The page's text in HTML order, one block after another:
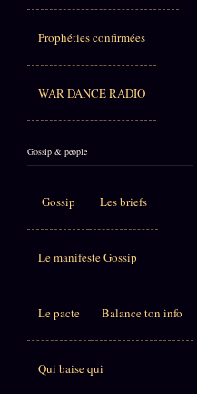
Prophéties confirmées
WAR DANCE RADIO
Gossip & people
Gossip Les briefs
Le manifeste Gossip
Le pacte Balance ton info
Qui baise qui